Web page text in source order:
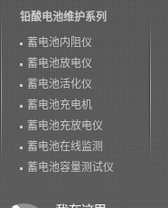
铅酸电池维护系列
蓄电池内阻仪
蓄电池放电仪
蓄电池活化仪
蓄电池充电机
蓄电池充放电仪
蓄电池在线监测
蓄电池容量测试仪